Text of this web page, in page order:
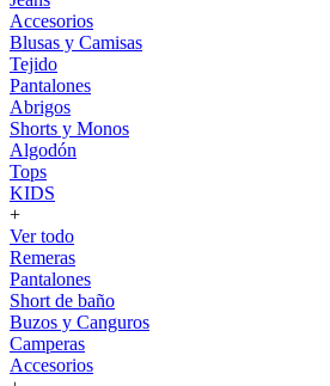
Accesorios
Blusas y Camisas
Tejido
Pantalones
Abrigos
Shorts y Monos
Algodón
Tops
KIDS
+
Ver todo
Remeras
Pantalones
Short de baño
Buzos y Canguros
Camperas
Accesorios